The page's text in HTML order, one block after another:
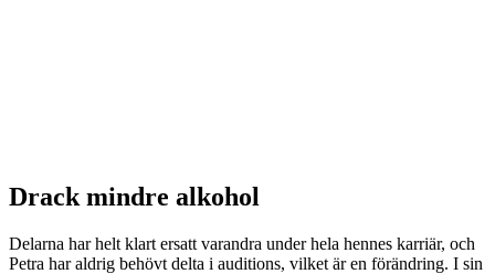
Drack mindre alkohol
Delarna har helt klart ersatt varandra under hela hennes karriär, och
Petra har aldrig behövt delta i auditions, vilket är en förändring. I sin